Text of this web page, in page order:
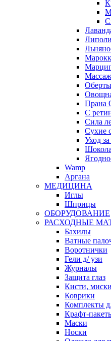
Прана
С
Сила
Сухие
Уход
Wamp
Аргана
МЕДИЦИНА
Иглы
Шприцы
ОБОРУДОВАНИЕ
РАСХОДНЫЕ
Бахилы
Ватные
Воротнички
Гели д/ узи
Журналы
Защита глаз
Кисти, миски
Коврики
Комплекты
Крафт-
Маски
Носки